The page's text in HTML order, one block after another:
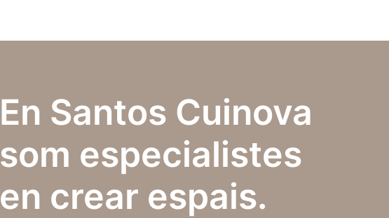
En Santos Cuinova
som especialistes
en crear espais.